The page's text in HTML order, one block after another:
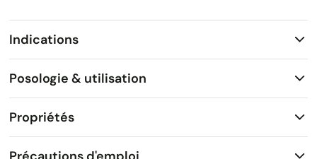
Indications
Posologie & utilisation
Propriétés